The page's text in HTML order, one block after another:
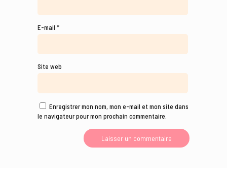
E-mail *
Site web
Enregistrer mon nom, mon e-mail et mon site dans
le navigateur pour mon prochain commentaire.